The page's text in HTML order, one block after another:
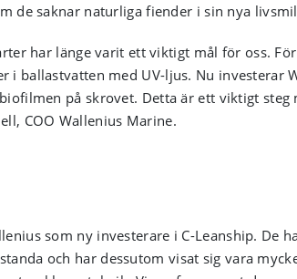
de saknar naturliga fiender i sin nya
har länge varit ett viktigt mål för oss.
i ballastvatten med UV-ljus. Nu investerar
på skrovet. Detta är ett viktigt
COO Wallenius Marine.
som ny investerare i C-Leanship. De
och har dessutom visat sig vara